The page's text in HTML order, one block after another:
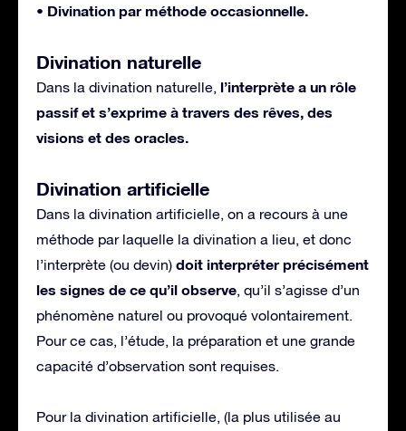
• Divination par méthode occasionnelle.
Divination naturelle
Dans la divination naturelle, l’interprète a un rôle
passif et s’exprime à travers des rêves, des
visions et des oracles.
Divination artificielle
Dans la divination artificielle, on a recours à une
méthode par laquelle la divination a lieu, et donc
l’interprète (ou devin) doit interpréter précisément
les signes de ce qu’il observe, qu’il s’agisse d’un
phénomène naturel ou provoqué volontairement.
Pour ce cas, l’étude, la préparation et une grande
capacité d’observation sont requises.
Pour la divination artificielle, (la plus utilisée au